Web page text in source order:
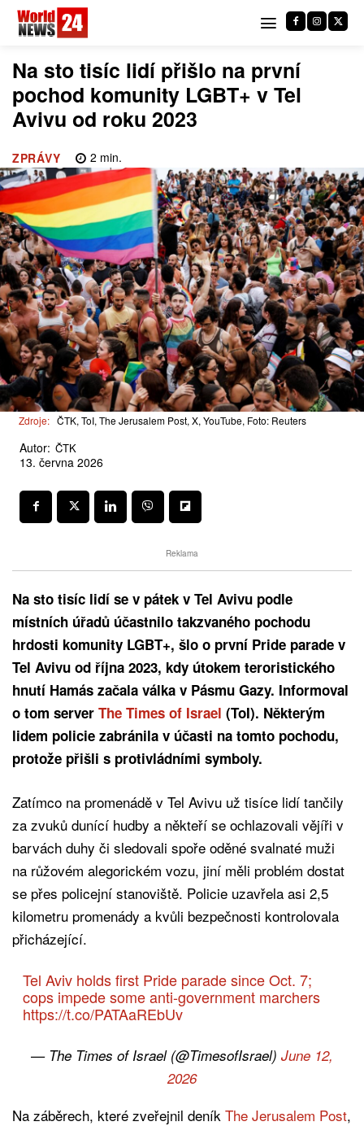
Na sto tisíc lidí přišlo na první
pochod komunity LGBT+ v Tel
Avivu od roku 2023
ZPRÁVY 2 min.
Zdroje: ČTK, ToI, The Jerusalem Post, X, YouTube, Foto: Reuters
Autor: ČTK
13. června 2026
Reklama
Na sto tisíc lidí se v pátek v Tel Avivu podle
místních úřadů účastnilo takzvaného pochodu
hrdosti komunity LGBT+, šlo o první Pride parade v
Tel Avivu od října 2023, kdy útokem teroristického
hnutí Hamás začala válka v Pásmu Gazy. Informoval
o tom server The Times of Israel (ToI). Některým
lidem policie zabránila v účasti na tomto pochodu,
protože přišli s protivládními symboly.
Zatímco na promenádě v Tel Avivu už tisíce lidí tančily
za zvuků dunící hudby a někteří se ochlazovali vějíři v
barvách duhy či sledovali spoře oděné svalnaté muži
na růžovém alegorickém vozu, jiní měli problém dostat
se přes policejní stanoviště. Policie uzavřela asi 2,5
kilometru promenády a kvůli bezpečnosti kontrolovala
přicházející.
Tel Aviv holds first Pride parade since Oct. 7;
cops impede some anti-government marchers
https://t.co/PATAaREbUv
— The Times of Israel (@TimesofIsrael) June 12,
2026
Na záběrech, které zveřejnil deník The Jerusalem Post,